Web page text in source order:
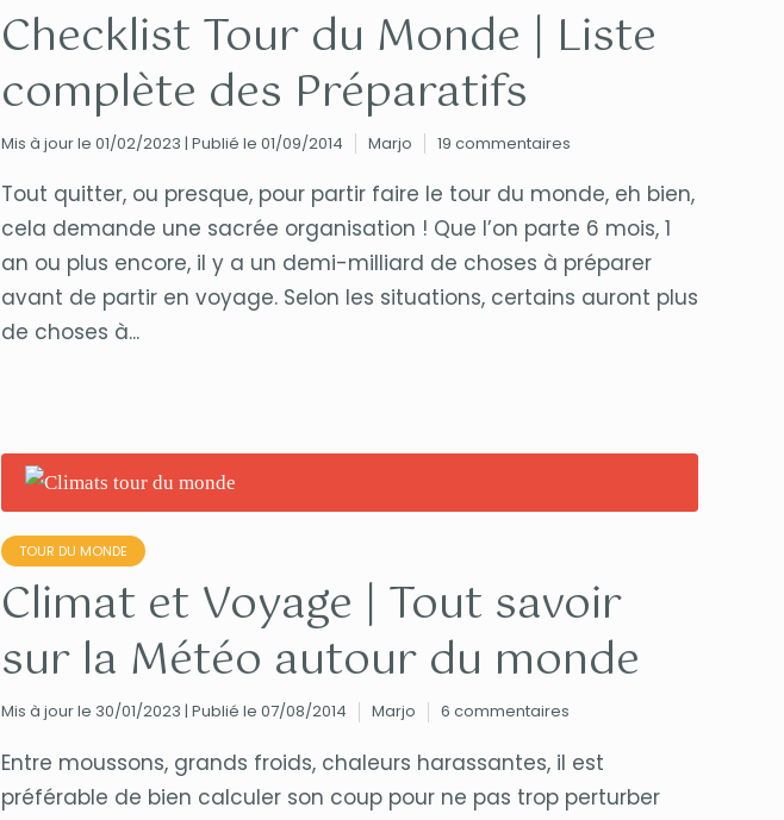
Checklist Tour du Monde | Liste
complète des Préparatifs
Mis à jour le 01/02/2023 | Publié le 01/09/2014 Marjo 19 commentaires
Tout quitter, ou presque, pour partir faire le tour du monde, eh bien,
cela demande une sacrée organisation ! Que l’on parte 6 mois, 1
an ou plus encore, il y a un demi-milliard de choses à préparer
avant de partir en voyage. Selon les situations, certains auront plus
de choses à...
TOUR DU MONDE
Climat et Voyage | Tout savoir
sur la Météo autour du monde
Mis à jour le 30/01/2023 | Publié le 07/08/2014 Marjo 6 commentaires
Entre moussons, grands froids, chaleurs harassantes, il est
préférable de bien calculer son coup pour ne pas trop perturber